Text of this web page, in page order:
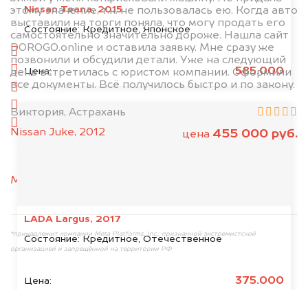
Nissan Teana, 2015
Состояние: Кредитное, Японское
Цена: 585.000
LADA Largus, 2017
Состояние: Кредитное, Отечественное
Цена: 375.000
этому значение, т.к. не пользовалась ею. Когда авто
выставили на торги поняла, что могу продать его
самостоятельно значительно дороже. Нашла сайт
DOROGO.online и оставила заявку. Мне сразу же
позвонили и обсудили детали. Уже на следующий
день встретилась с юристом компании. Оформили
все документы. Всё получилось быстро и по закону.
Виктория, Астрахань
Nissan Juke, 2012
цена 455 000 руб.
1. Сфотографируйте машину:
спереди
сзади
слева
MAX
*принадлежит компании Meta Platforms, Inc., признанной экстремистской
организацией и запрещённой на территории РФ